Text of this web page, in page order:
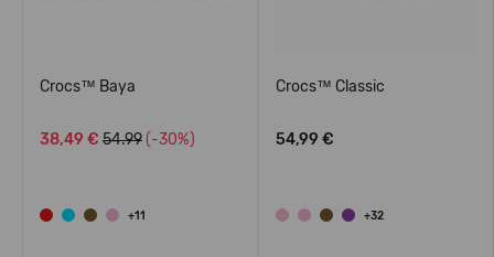
Crocs™ Baya
38,49 € 54.99 (-30%)
+11
Crocs™ Classic
54,99 €
+32